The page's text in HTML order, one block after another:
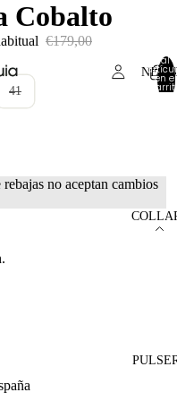
NEW
Total
en el
0
Cobalto
€179,00
41
no aceptan cambios